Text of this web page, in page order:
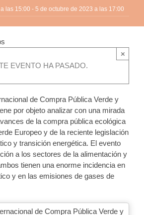
las 15:00 - 5 de octubre de 2023 a las 17:00
EVENTO HA PASADO.
×
de Compra Pública Verde y
por objeto analizar con una mirada
de la compra pública ecológica
Europeo y de la reciente legislación
y transición energética. El evento
a los sectores de la alimentación y
tienen una enorme incidencia en
y en las emisiones de gases de